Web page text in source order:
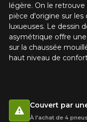
légère. On le
pièce d'origine sur les
luxueuses. Le dessin
asymétrique offre
sur la chaussée
haut niveau de
Couvert par
À l'achat de 4
Condition de route
Votre avis
Commentaire